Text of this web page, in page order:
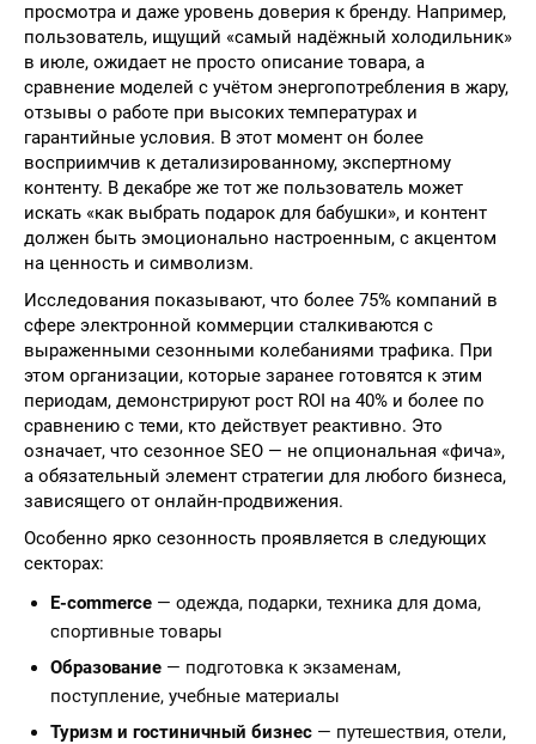
просмотра и даже уровень доверия к бренду. Например,
пользователь, ищущий «самый надёжный холодильник»
в июле, ожидает не просто описание товара, а
сравнение моделей с учётом энергопотребления в жару,
отзывы о работе при высоких температурах и
гарантийные условия. В этот момент он более
восприимчив к детализированному, экспертному
контенту. В декабре же тот же пользователь может
искать «как выбрать подарок для бабушки», и контент
должен быть эмоционально настроенным, с акцентом
на ценность и символизм.
Исследования показывают, что более 75% компаний в
сфере электронной коммерции сталкиваются с
выраженными сезонными колебаниями трафика. При
этом организации, которые заранее готовятся к этим
периодам, демонстрируют рост ROI на 40% и более по
сравнению с теми, кто действует реактивно. Это
означает, что сезонное SEO — не опциональная «фича»,
а обязательный элемент стратегии для любого бизнеса,
зависящего от онлайн-продвижения.
Особенно ярко сезонность проявляется в следующих
секторах:
E-commerce — одежда, подарки, техника для дома,
спортивные товары
Образование — подготовка к экзаменам,
поступление, учебные материалы
Туризм и гостиничный бизнес — путешествия, отели,